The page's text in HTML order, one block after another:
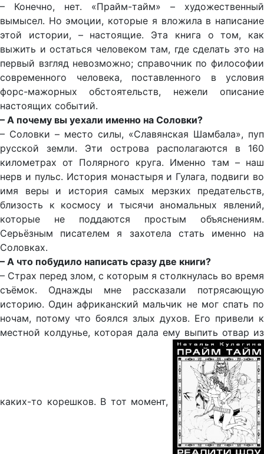
– Конечно, нет. «Прайм-тайм» – художественный
вымысел. Но эмоции, которые я вложила в написание
этой истории, – настоящие. Эта книга о том, как
выжить и остаться человеком там, где сделать это на
первый взгляд невозможно; справочник по философии
современного человека, поставленного в условия
форс-мажорных обстоятельств, нежели описание
настоящих событий.
– А почему вы уехали именно на Соловки?
– Соловки – место силы, «Славянская Шамбала», пуп
русской земли. Эти острова располагаются в 160
километрах от Полярного круга. Именно там – наш
нерв и пульс. История монастыря и Гулага, подвиги во
имя веры и история самых мерзких предательств,
близость к космосу и тысячи аномальных явлений,
которые не поддаются простым объяснениям.
Серьёзным писателем я захотела стать именно на
Соловках.
– А что побудило написать сразу две книги?
– Страх перед злом, с которым я столкнулась во время
съёмок. Однажды мне рассказали потрясающую
историю. Один африканский мальчик не мог спать по
ночам, потому что боялся злых духов. Его привели к
местной колдунье, которая дала ему выпить отвар из
каких-то корешков. В тот момент,